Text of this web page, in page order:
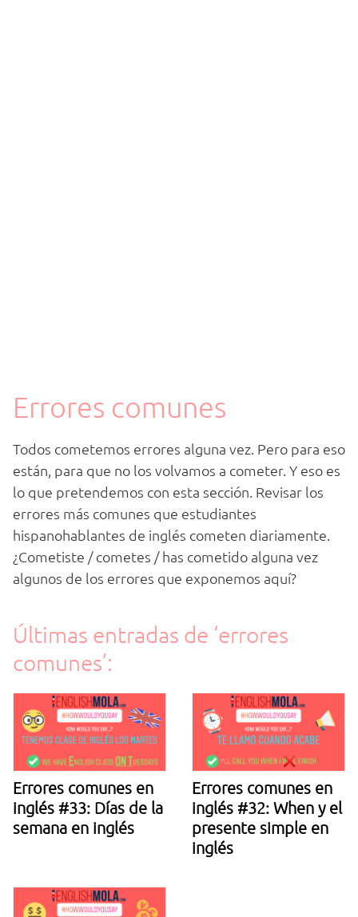
Errores comunes
Todos cometemos errores alguna vez. Pero para eso
están, para que no los volvamos a cometer. Y eso es
lo que pretendemos con esta sección. Revisar los
errores más comunes que estudiantes
hispanohablantes de inglés cometen diariamente.
¿Cometiste / cometes / has cometido alguna vez
algunos de los errores que exponemos aquí?
Últimas entradas de ‘errores
comunes’:
Errores comunes en
inglés #33: Días de la
semana en inglés
Errores comunes en
inglés #32: When y el
presente simple en
inglés